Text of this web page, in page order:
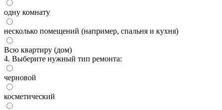
одну комнату
несколько помещений (например, спальня и кухня)
Всю квартиру (дом)
4. Выберите нужный тип ремонта:
черновой
косметический